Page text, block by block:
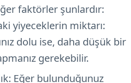
faktörler şunlardır:
yiyeceklerin miktarı:
dolu ise, daha düşük bir
gerekebilir.
Eğer bulunduğunuz